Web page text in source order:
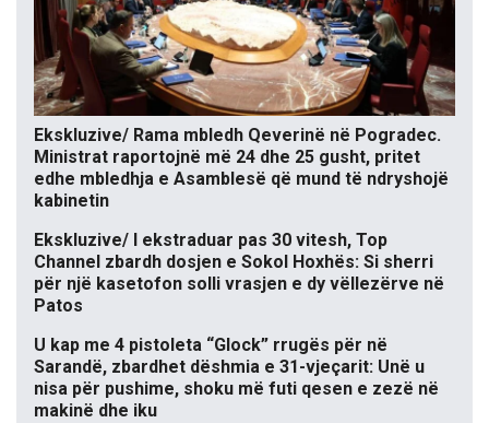
Ekskluzive/ Rama mbledh Qeverinë në Pogradec.
Ministrat raportojnë më 24 dhe 25 gusht, pritet
edhe mbledhja e Asamblesë që mund të ndryshojë
kabinetin
Ekskluzive/ I ekstraduar pas 30 vitesh, Top
Channel zbardh dosjen e Sokol Hoxhës: Si sherri
për një kasetofon solli vrasjen e dy vëllezërve në
Patos
U kap me 4 pistoleta “Glock” rrugës për në
Sarandë, zbardhet dëshmia e 31-vjeçarit: Unë u
nisa për pushime, shoku më futi qesen e zezë në
makinë dhe iku